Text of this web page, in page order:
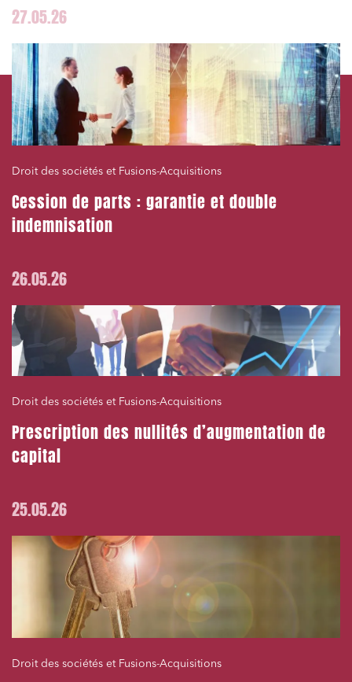
27.05.26
Droit des sociétés et Fusions-Acquisitions
Cession de parts : garantie et double
indemnisation
26.05.26
Droit des sociétés et Fusions-Acquisitions
Prescription des nullités d’augmentation de
capital
25.05.26
Droit des sociétés et Fusions-Acquisitions
Banque finance et assurance
Droit des sociétés et Fusions-Acquisitions